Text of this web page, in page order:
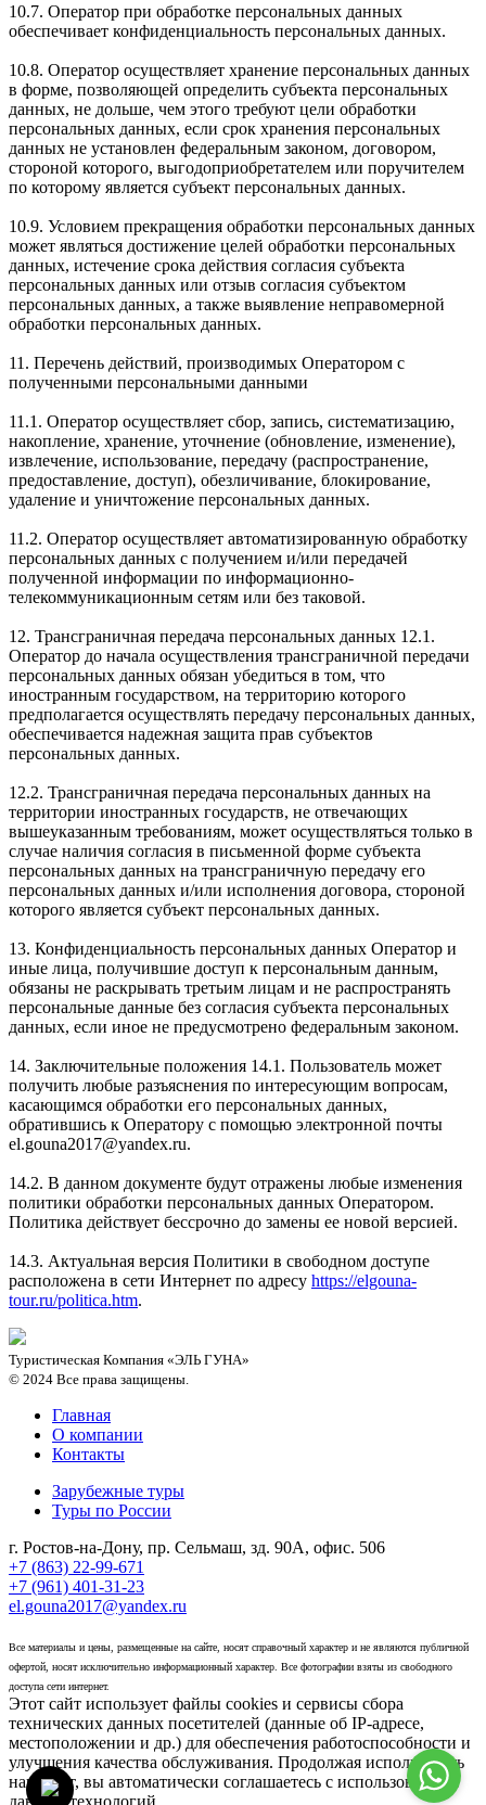
10.7. Оператор при обработке персональных данных
обеспечивает конфиденциальность персональных данных.
10.8. Оператор осуществляет хранение персональных данных
в форме, позволяющей определить субъекта персональных
данных, не дольше, чем этого требуют цели обработки
персональных данных, если срок хранения персональных
данных не установлен федеральным законом, договором,
стороной которого, выгодоприобретателем или поручителем
по которому является субъект персональных данных.
10.9. Условием прекращения обработки персональных данных
может являться достижение целей обработки персональных
данных, истечение срока действия согласия субъекта
персональных данных или отзыв согласия субъектом
персональных данных, а также выявление неправомерной
обработки персональных данных.
11. Перечень действий, производимых Оператором с
полученными персональными данными
11.1. Оператор осуществляет сбор, запись, систематизацию,
накопление, хранение, уточнение (обновление, изменение),
извлечение, использование, передачу (распространение,
предоставление, доступ), обезличивание, блокирование,
удаление и уничтожение персональных данных.
11.2. Оператор осуществляет автоматизированную обработку
персональных данных с получением и/или передачей
полученной информации по информационно-
телекоммуникационным сетям или без таковой.
12. Трансграничная передача персональных данных 12.1.
Оператор до начала осуществления трансграничной передачи
персональных данных обязан убедиться в том, что
иностранным государством, на территорию которого
предполагается осуществлять передачу персональных данных,
обеспечивается надежная защита прав субъектов
персональных данных.
12.2. Трансграничная передача персональных данных на
территории иностранных государств, не отвечающих
вышеуказанным требованиям, может осуществляться только в
случае наличия согласия в письменной форме субъекта
персональных данных на трансграничную передачу его
персональных данных и/или исполнения договора, стороной
которого является субъект персональных данных.
13. Конфиденциальность персональных данных Оператор и
иные лица, получившие доступ к персональным данным,
обязаны не раскрывать третьим лицам и не распространять
персональные данные без согласия субъекта персональных
данных, если иное не предусмотрено федеральным законом.
14. Заключительные положения 14.1. Пользователь может
получить любые разъяснения по интересующим вопросам,
касающимся обработки его персональных данных,
обратившись к Оператору с помощью электронной почты
el.gouna2017@yandex.ru.
14.2. В данном документе будут отражены любые изменения
политики обработки персональных данных Оператором.
Политика действует бессрочно до замены ее новой версией.
14.3. Актуальная версия Политики в свободном доступе
расположена в сети Интернет по адресу https://elgouna-
tour.ru/politica.htm.
Туристическая Компания «ЭЛЬ ГУНА»
© 2024 Все права защищены.
Главная
О компании
Контакты
Зарубежные туры
Туры по России
г. Ростов-на-Дону, пр. Сельмаш, зд. 90А, офис. 506
+7 (863) 22-99-671
+7 (961) 401-31-23
el.gouna2017@yandex.ru
Все материалы и цены, размещенные на сайте, носят справочный характер и не являются публичной
офертой, носят исключительно информационный характер. Все фотографии взяты из свободного
доступа сети интернет.
Этот сайт использует файлы cookies и сервисы сбора
технических данных посетителей (данные об IP-адресе,
местоположении и др.) для обеспечения работоспособности и
улучшения качества обслуживания. Продолжая использовать
наш сайт, вы автоматически соглашаетесь с использованием
данных технологий.